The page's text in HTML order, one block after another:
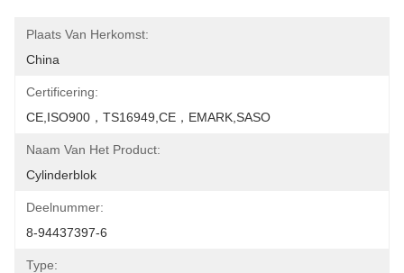
Plaats Van Herkomst:
China
Certificering:
CE,ISO900，TS16949,CE，EMARK,SASO
Naam Van Het Product:
Cylinderblok
Deelnummer:
8-94437397-6
Type: